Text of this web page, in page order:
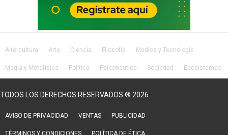
Altercultura Arte Ciencia Filosofía Medios y Tecnología
Magia y Metafísica Política Psiconáutica Sociedad Ecosistemas
TODOS LOS DERECHOS RESERVADOS ® 2026
AVISO DE PRIVACIDAD VENTAS PUBLICIDAD